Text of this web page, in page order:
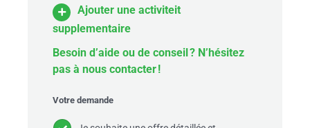
Ajouter une activiteit
supplementaire
Besoin d’aide ou de conseil ? N’hésitez
pas à nous contacter !
Votre demande